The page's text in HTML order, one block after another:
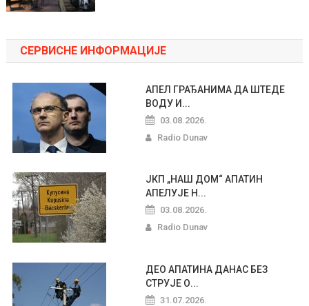
СЕРВИСНЕ ИНФОРМАЦИЈЕ
АПЕЛ ГРАЂАНИМА ДА ШТЕДЕ
ВОДУ И...
03.08.2026.
Radio Dunav
ЈКП „НАШ ДОМ“ АПАТИН
АПЕЛУЈЕ Н...
03.08.2026.
Radio Dunav
ДЕО АПАТИНА ДАНАС БЕЗ
СТРУЈЕ О...
31.07.2026.